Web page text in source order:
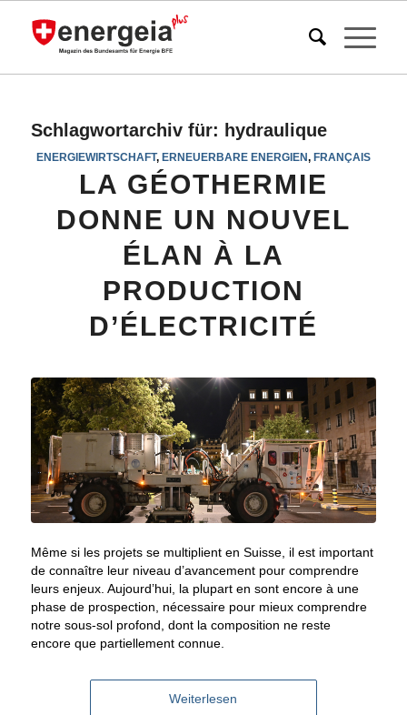
Schlagwortarchiv für: hydraulique
ENERGIEWIRTSCHAFT, ERNEUERBARE ENERGIEN, FRANÇAIS
LA GÉOTHERMIE
DONNE UN NOUVEL
ÉLAN À LA
PRODUCTION
D’ÉLECTRICITÉ
Même si les projets se multiplient en Suisse, il est important
de connaître leur niveau d’avancement pour comprendre
leurs enjeux. Aujourd’hui, la plupart en sont encore à une
phase de prospection, nécessaire pour mieux comprendre
notre sous-sol profond, dont la composition ne reste
encore que partiellement connue.
Weiterlesen